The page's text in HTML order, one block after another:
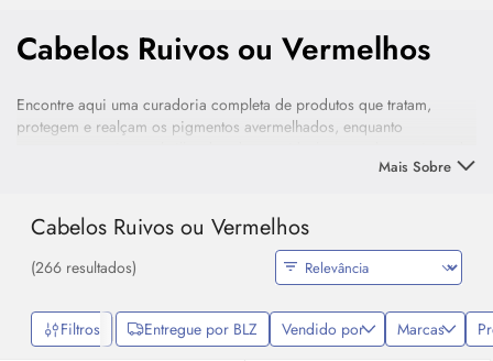
Cabelos Ruivos ou Vermelhos
Encontre aqui uma curadoria completa de produtos que tratam,
protegem e realçam os pigmentos avermelhados, enquanto
cabelo com coloração avermelhada (naturais ou tingidos), essa
cor e a beleza singular de cada tom.
Mais Sobre
Cabelos Ruivos ou Vermelhos
(266 resultados)
Filtros Entregue por BLZ Vendido por Marcas